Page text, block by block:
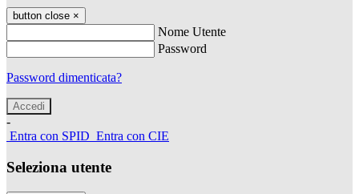
button close ×
Nome Utente
Password
Password dimenticata?
-
Entra con SPID Entra con CIE
Seleziona utente